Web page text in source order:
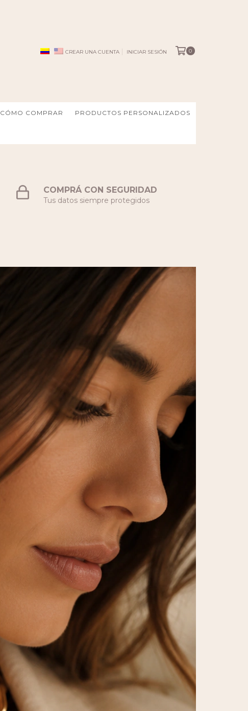
CREAR UNA CUENTA INICIAR SESIÓN 0
CÓMO COMPRAR PRODUCTOS PERSONALIZADOS
COMPRÁ CON SEGURIDAD
Tus datos siempre protegidos